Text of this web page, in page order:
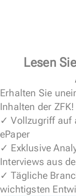
Lesen
Erhalten Sie
Inhalten der ZFK!
✓ Vollzugriff auf
ePaper
✓ Exklusive
Interviews aus
✓ Tägliche
wichtigsten